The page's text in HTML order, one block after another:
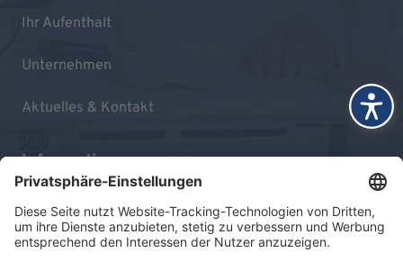
Ihr Aufenthalt
Unternehmen
Aktuelles & Kontakt
Informationen
Impressum